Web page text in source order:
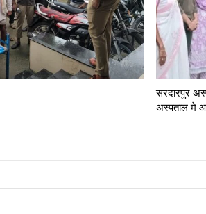
सरदारपुर
अस्पताल मे